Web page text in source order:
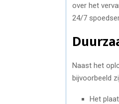
over het
24/7
Naast het
bijvoorbeeld
Het